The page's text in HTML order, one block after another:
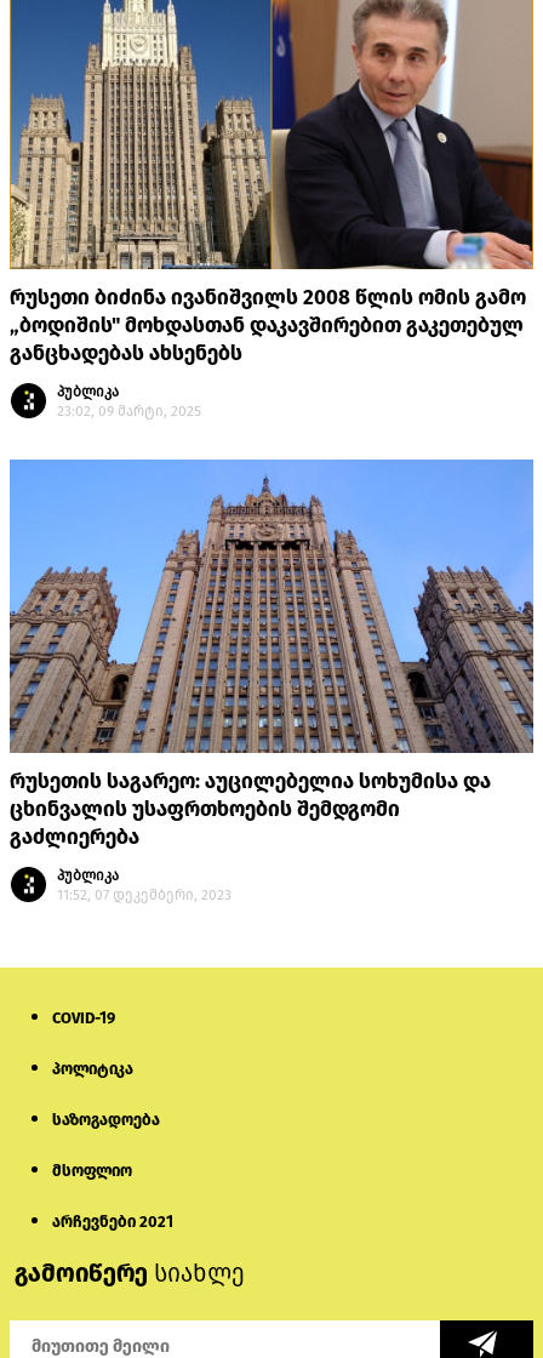
რუსეთი ბიძინა ივანიშვილს 2008 წლის ომის გამო
„ბოდიშის" მოხდასთან დაკავშირებით გაკეთებულ
განცხადებას ახსენებს
პუბლიკა
23:02, 09 მარტი, 2025
რუსეთის საგარეო: აუცილებელია სოხუმისა და
ცხინვალის უსაფრთხოების შემდგომი
გაძლიერება
პუბლიკა
11:52, 07 დეკემბერი, 2023
COVID-19
პოლიტიკა
საზოგადოება
მსოფლიო
არჩევნები 2021
გამოიწერე სიახლე